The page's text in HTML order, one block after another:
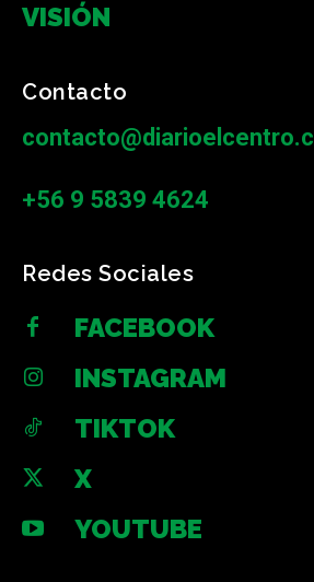
VISIÓN
Contacto
contacto@diarioelcentro.cl
+56 9 5839 4624
Redes Sociales
FACEBOOK
INSTAGRAM
TIKTOK
X
YOUTUBE